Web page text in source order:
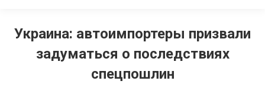
Украина: автоимпортеры призвали
задуматься о последствиях
спецпошлин